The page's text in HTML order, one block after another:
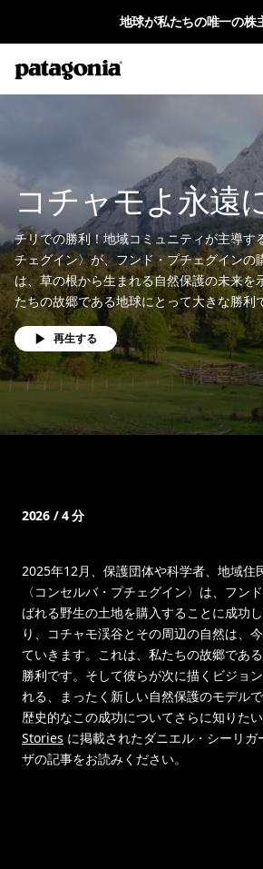
地球が私たちの唯一の株
コチャモよ永遠
チリでの勝利！地域コミュニティが主導す
チェグイン〉が、フンド・プチェグインの
は、草の根から生まれる自然保護の未来を
たちの故郷である地球にとって大きな勝利
再生する
2026 / 4 分
2025年12月、保護団体や科学者、地域住
〈コンセルバ・プチェグイン〉は、フン
ばれる野生の土地を購入することに成功
り、コチャモ渓谷とその周辺の自然は、
ていきます。これは、私たちの故郷であ
勝利です。そして彼らが次に描くビジョ
れる、まったく新しい自然保護のモデルで
歴史的なこの成功についてさらに知りたい
Stories に掲載されたダニエル・シーリ
ザの記事をお読みください。